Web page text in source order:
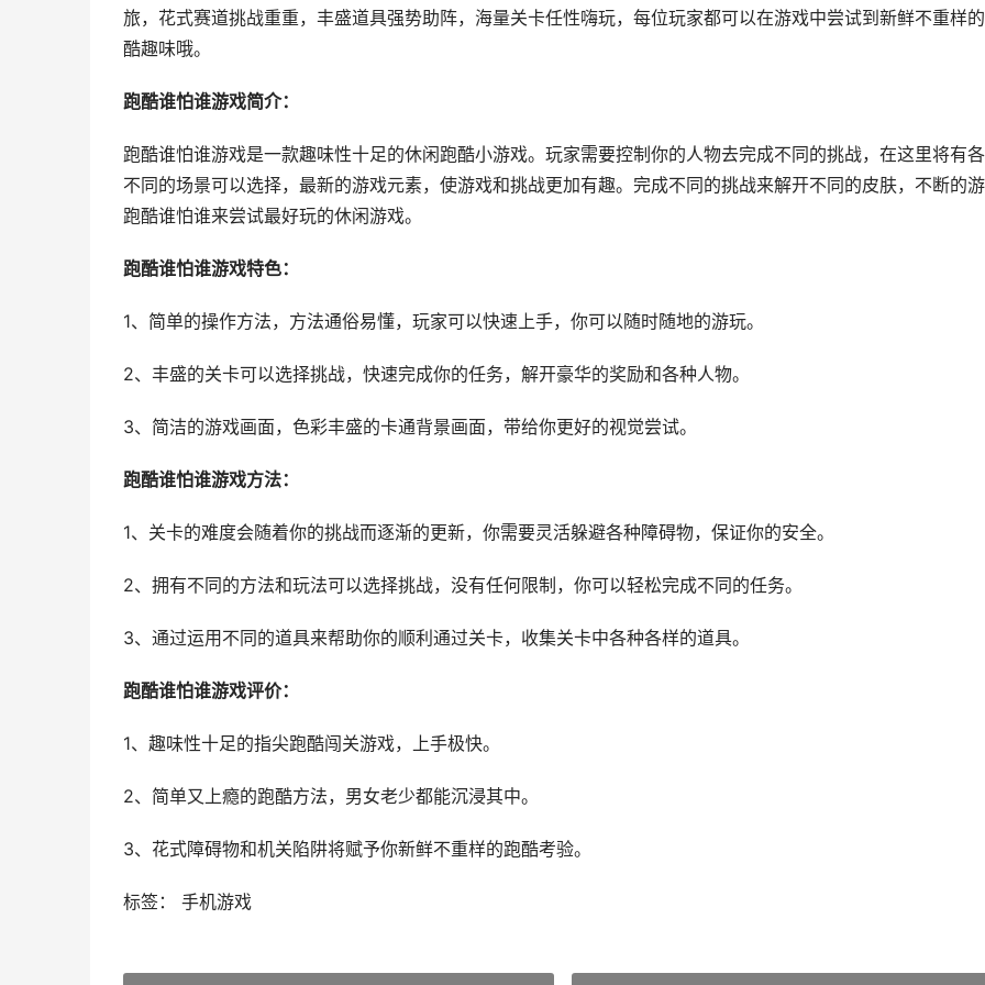
旅，花式赛道挑战重重，丰盛道具强势助阵，海量关卡任性嗨玩，每位玩家都可以在游戏中尝试到新鲜不重样
酷趣味哦。
跑酷谁怕谁游戏简介：
跑酷谁怕谁游戏是一款趣味性十足的休闲跑酷小游戏。玩家需要控制你的人物去完成不同的挑战，在这里将有
不同的场景可以选择，最新的游戏元素，使游戏和挑战更加有趣。完成不同的挑战来解开不同的皮肤，不断的
跑酷谁怕谁来尝试最好玩的休闲游戏。
跑酷谁怕谁游戏特色：
1、简单的操作方法，方法通俗易懂，玩家可以快速上手，你可以随时随地的游玩。
2、丰盛的关卡可以选择挑战，快速完成你的任务，解开豪华的奖励和各种人物。
3、简洁的游戏画面，色彩丰盛的卡通背景画面，带给你更好的视觉尝试。
跑酷谁怕谁游戏方法：
1、关卡的难度会随着你的挑战而逐渐的更新，你需要灵活躲避各种障碍物，保证你的安全。
2、拥有不同的方法和玩法可以选择挑战，没有任何限制，你可以轻松完成不同的任务。
3、通过运用不同的道具来帮助你的顺利通过关卡，收集关卡中各种各样的道具。
跑酷谁怕谁游戏评价：
1、趣味性十足的指尖跑酷闯关游戏，上手极快。
2、简单又上瘾的跑酷方法，男女老少都能沉浸其中。
3、花式障碍物和机关陷阱将赋予你新鲜不重样的跑酷考验。
标签： 手机游戏